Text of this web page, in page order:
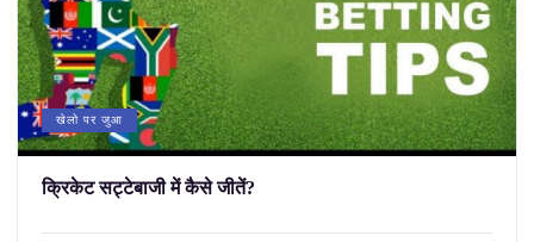
खेलो पर जुआ
क्रिकेट सट्टेबाजी में कैसे जीतें?